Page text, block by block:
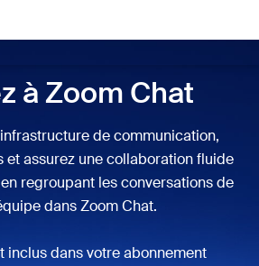
à Zoom Chat
de communication,
et assurez une collaboration fluide
regroupant les conversations de
dans Zoom Chat.
inclus dans votre abonnement